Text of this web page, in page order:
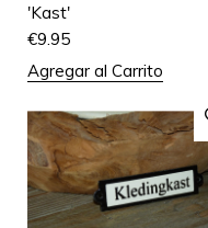
'Kast'
€9.95
Agregar al Carrito